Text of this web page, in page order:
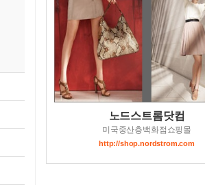
노드스트롬닷컴
미국중산층백화점쇼핑몰
http://shop.nordstrom.com